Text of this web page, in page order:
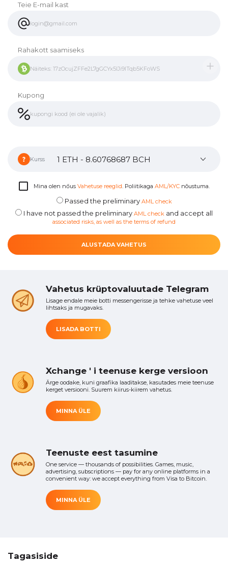
Teie E-mail kast
Rahakott saamiseks
Kupong
Kurss
Mina olen nőus Vahetuse reeglid. Poliitikaga AML/KYCnõustuma.
Passed the preliminary AML check
I have not passed the preliminary AML check and accept all
associated risks, as well as the terms of refund
ALUSTADA VAHETUS
Vahetus krüptovaluutade Telegram
Lisage endale meie botti messengerisse ja tehke vahetuse veel
lihtsaks ja mugavaks.
LISADA BOTTI
Xchange ' i teenuse kerge versioon
Ärge oodake, kuni graafika laaditakse, kasutades meie teenuse
kerget versiooni. Suurem kiirus-kiirem vahetus.
MINNA ÜLE
Teenuste eest tasumine
One service — thousands of possibilities. Games, music,
advertising, subscriptions — pay for any online platforms in a
convenient way: we accept everything from Visa to Bitcoin.
MINNA ÜLE
Tagasiside